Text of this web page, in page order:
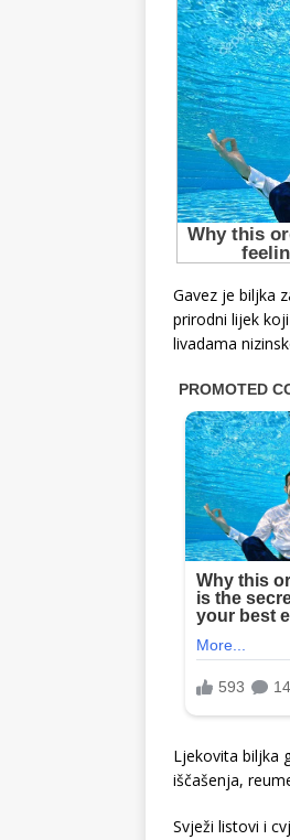
Gavez je biljka
prirodni lijek
livadama
Ljekovita biljka
iščašenja,
Svježi listovi i